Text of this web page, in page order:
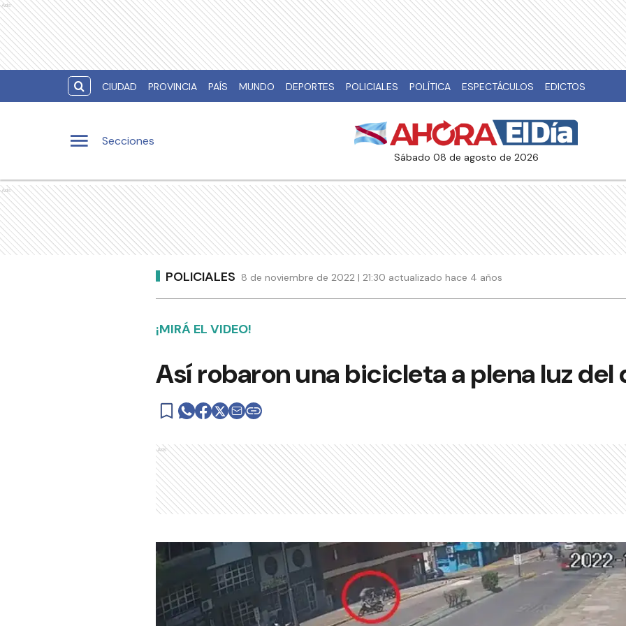
Ads
CIUDAD PROVINCIA PAÍS MUNDO DEPORTES POLICIALES POLÍTICA ESPECTÁCULOS EDICTOS
Secciones
sábado 08 de agosto de 2026
Ads
POLICIALES 8 de noviembre de 2022 | 21:30 actualizado hace 4 años
¡MIRÁ EL VIDEO!
Así robaron una bicicleta a plena luz del
Ads